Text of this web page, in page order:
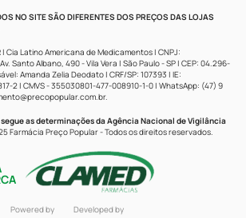
NO SITE SÃO DIFERENTES DOS PREÇOS DAS LOJAS
| Cia Latino Americana de Medicamentos | CNPJ:
Santo Albano, 490 - Vila Vera | São Paulo - SP | CEP: 04.296-
Amanda Zelia Deodato | CRF/SP: 107393 | IE:
2 | CMVS - 355030801-477-008910-1-0 | WhatsApp: (47) 9
.
as determinações da Agência Nacional de Vigilância
Farmácia Preço Popular - Todos os direitos reservados.
Powered by Developed by